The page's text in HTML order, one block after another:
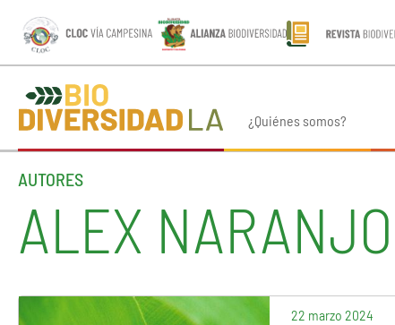
¿Quiénes somos?
AUTORES
ALEX NARANJO
22 marzo 2024